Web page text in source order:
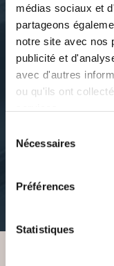
médias sociaux et
partageons
notre site avec nos
publicité et
avec d'autres
ou qu'ils ont
Nécessaires
Préférences
Statistiques